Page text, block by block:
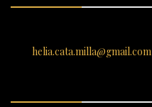
helia.cata.milla@gmail.com